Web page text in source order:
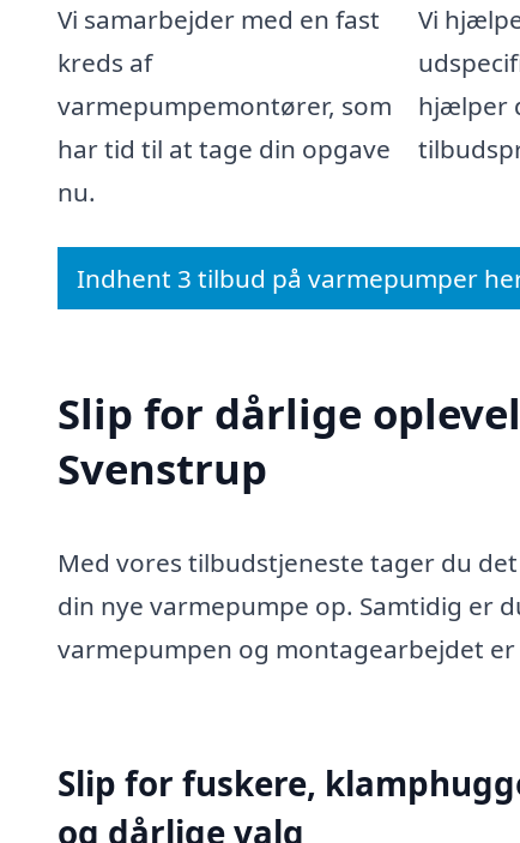
Vi samarbejder med en fast
kreds af
varmepumpemontører, som
har tid til at tage din opgave
nu.
Vi
hjælper
Indhent 3 tilbud på varmepumper
Slip for dårlige
Svenstrup
Med vores tilbudstjeneste tager du
din nye varmepumpe op. Samtidig er
varmepumpen og montagearbejdet er
Slip for fuskere,
og dårlige valg